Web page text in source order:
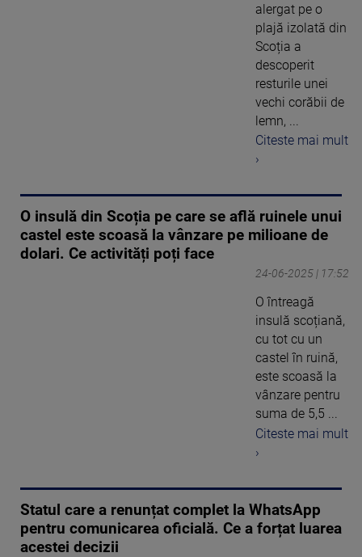
alergat pe o
plajă izolată din
Scoția a
descoperit
resturile unei
vechi corăbii de
lemn, ...
Citeste mai mult
›
O insulă din Scoția pe care se află ruinele unui
castel este scoasă la vânzare pe milioane de
dolari. Ce activități poți face
24-06-2025 | 17:52
O întreagă
insulă scoțiană,
cu tot cu un
castel în ruină,
este scoasă la
vânzare pentru
suma de 5,5 ...
Citeste mai mult
›
Statul care a renunțat complet la WhatsApp
pentru comunicarea oficială. Ce a forțat luarea
acestei decizii